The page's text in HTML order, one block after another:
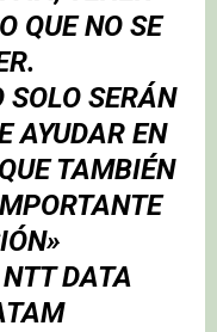
QUE NO SE
SOLO SERÁN
AYUDAR EN
TAMBIÉN
DATA